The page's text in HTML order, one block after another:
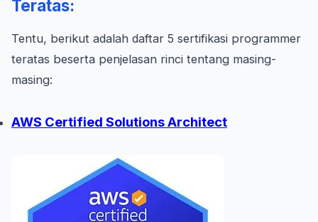
Teratas:
Tentu, berikut adalah daftar 5 sertifikasi programmer
teratas beserta penjelasan rinci tentang masing-
masing:
AWS Certified Solutions Architect